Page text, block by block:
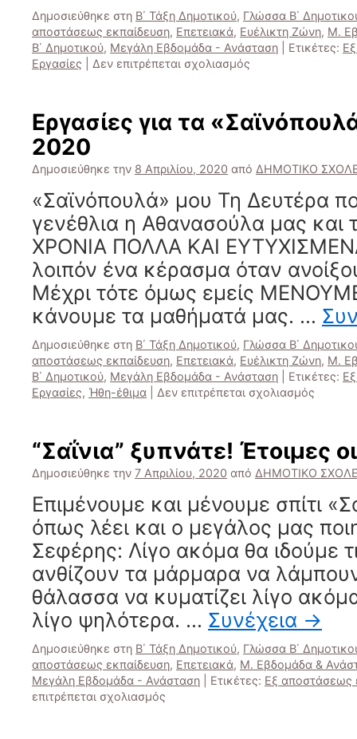
Δημοσιεύθηκε στη Β΄ Τάξη Δημοτικού, Γλώσσα Β΄
αποστάσεως εκπαίδευση, Επετειακά, Ευέλικτη Ζώνη, Μ.
Β΄ Δημοτικού, Μεγάλη Εβδομάδα - Ανάσταση Ετικέτες:
Εργασίες
Δεν επιτρέπεται σχολιασμός
της
Β΄
Δ.Σ.
Άνω
Αλισσού
10-
4-
2020
Εργασίες για τα
2020
Δημοσιεύθηκε την 8 Απριλίου, 2020 από ΔΗΜΟΤΙΚΟ
«Σαϊνόπουλά» μου Τη Δευτέρα
γενέθλια η Αθανασούλα μας και
ΧΡΟΝΙΑ ΠΟΛΛΑ ΚΑΙ
λοιπόν ένα κέρασμα όταν
Μέχρι τότε όμως εμείς
κάνουμε τα μαθήματά μας. …
Δημοσιεύθηκε στη Β΄ Τάξη Δημοτικού, Γλώσσα Β΄
αποστάσεως εκπαίδευση, Επετειακά, Ευέλικτη Ζώνη, Μ.
Β΄ Δημοτικού, Μεγάλη Εβδομάδα - Ανάσταση Ετικέτες:
Εργασίες, Ήθη-έθιμα Δεν επιτρέπεται σχολιασμός
μου
–
2020
“Σαΐνια” ξυπνάτε! Έτοιμες
Δημοσιεύθηκε την 7 Απριλίου, 2020 από ΔΗΜΟΤΙΚΟ
Επιμένουμε και μένουμε σπίτι
όπως λέει και ο μεγάλος μας
Σεφέρης: Λίγο ακόμα θα ιδούμε
ανθίζουν τα μάρμαρα να
θάλασσα να κυματίζει λίγο
λίγο ψηλότερα. … Συνέχεια →
Δημοσιεύθηκε στη Β΄ Τάξη Δημοτικού, Γλώσσα Β΄
αποστάσεως εκπαίδευση, Επετειακά, Μ. Εβδομάδα &
Μεγάλη Εβδομάδα - Ανάσταση
Ετικέτες: Εξ αποστάσεως
επιτρέπεται σχολιασμός